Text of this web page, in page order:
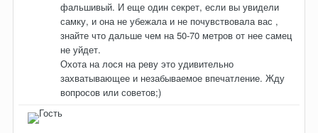
фальшивый. И еще один секрет, если вы увидели
самку, и она не убежала и не почувствовала вас ,
знайте что дальше чем на 50-70 метров от нее самец
не уйдет.
Охота на лося на реву это удивительно
захватывающее и незабываемое впечатление. Жду
вопросов или советов;)